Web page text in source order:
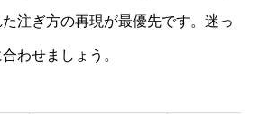
注ぎ方の再現が最優先です。迷っ
わせましょう。